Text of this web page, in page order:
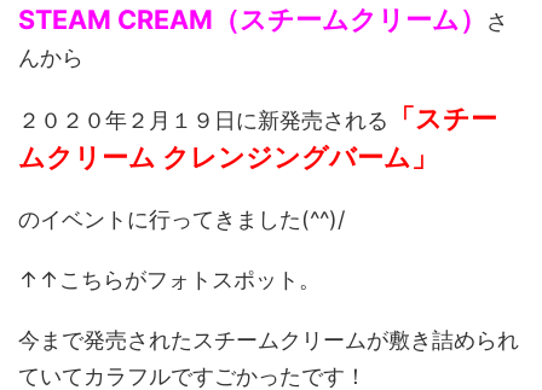
STEAM CREAM（スチームクリーム）
さ
んから
２０２０年２月１９日に新発売される
「スチー
ムクリーム クレンジングバーム」
のイベントに行ってきました(^^)/
↑↑こちらがフォトスポット。
今まで発売されたスチームクリームが敷き詰められ
ていてカラフルですごかったです！